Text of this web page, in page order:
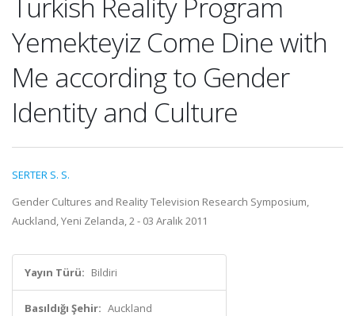
Yemekteyiz Come Dine with
Me according to Gender
Identity and Culture
SERTER S. S.
Gender Cultures and Reality Television Research Symposium,
Auckland, Yeni Zelanda, 2 - 03 Aralık 2011
Yayın Türü: Bildiri
Basıldığı Şehir: Auckland